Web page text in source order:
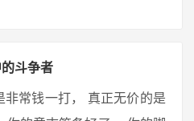
斗争者
常钱一打， 真正无价的是